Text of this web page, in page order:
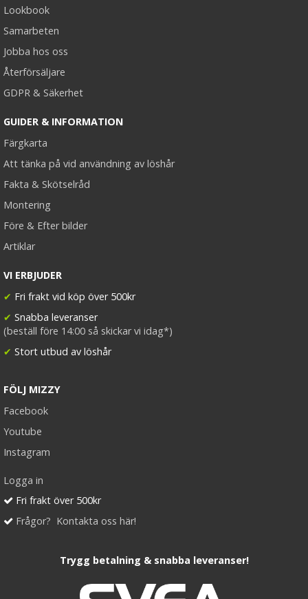
Lookbook
Samarbeten
Jobba hos oss
Återförsäljare
GDPR & Säkerhet
GUIDER & INFORMATION
Färgkarta
Att tänka på vid användning av löshår
Fakta & Skötselråd
Montering
Före & Efter bilder
Artiklar
VI ERBJUDER
✔ Fri frakt vid köp över 500kr
✔ Snabba leveranser
(beställ före 14:00 så skickar vi idag*)
✔ Stort utbud av löshår
FÖLJ MIZZY
Facebook
Youtube
Instagram
Logga in
Fri frakt över 500kr
Frågor? Kontakta oss här!
Trygg betalning & snabba leveranser!